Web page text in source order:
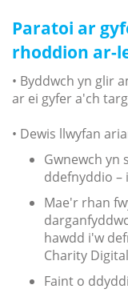
Paratoi ar
rhoddion ar-
• Byddwch yn glir
ar ei gyfer a'ch
• Dewis llwyfan
Gwnewch yn
ddefnyddio –
Mae'r rhan
hawdd i'w
Charity Digital
Faint o